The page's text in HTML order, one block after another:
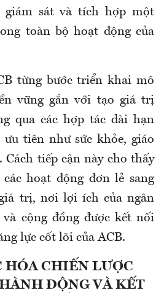
giám sát và tích hợp một
toàn bộ hoạt động của
từng bước triển khai mô
vững gắn với tạo giá trị
qua các hợp tác dài hạn
tiên như sức khỏe, giáo
tiếp cận này cho thấy
hoạt động đơn lẻ sang
trị, nơi lợi ích của ngân
cộng đồng được kết nối
lực cốt lõi của ACB.
HÓA CHIẾN LƯỢC
ĐỘNG VÀ KẾT